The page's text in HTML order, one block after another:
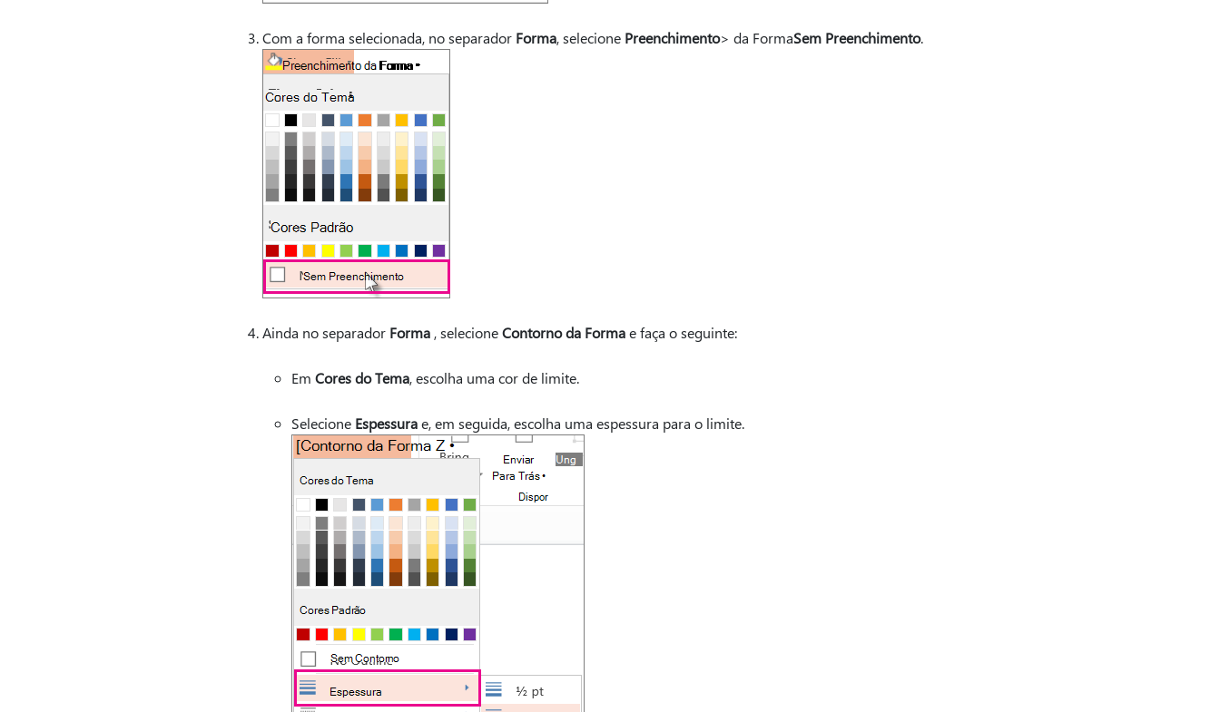
Com a forma selecionada, no separador Forma, selecione Preenchimento> da FormaSem Preenchimento.
Ainda no separador Forma, selecioneContorno da Formae faça o seguinte:
Em Cores do Tema, escolha uma cor de limite.
Selecione Espessurae, em seguida, escolha uma espessura para o limite.